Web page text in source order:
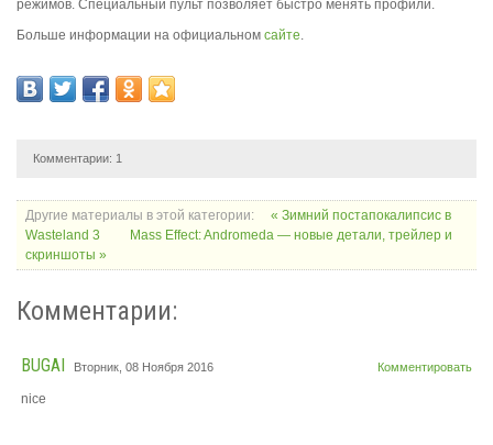
режимов. Специальный пульт позволяет быстро менять профили.
Больше информации на официальном сайте
Комментарии: 1
Другие материалы в этой категории:
« Зимний постапокалипсис в
Wasteland 3
Mass Effect: Andromeda — новые детали, трейлер и
скриншоты »
Комментарии:
Комментировать
BUGAI Вторник, 08 Ноября 2016
nice